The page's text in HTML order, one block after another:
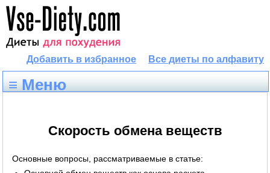
Все диеты по алфавиту
Добавить в избранное
≡ Меню
Скорость обмена веществ
Основные вопросы, рассматриваемые в статье: